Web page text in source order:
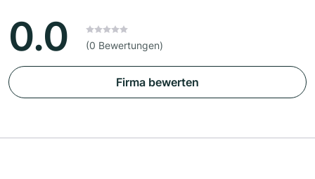
0.0 (0 Bewertungen)
Firma bewerten